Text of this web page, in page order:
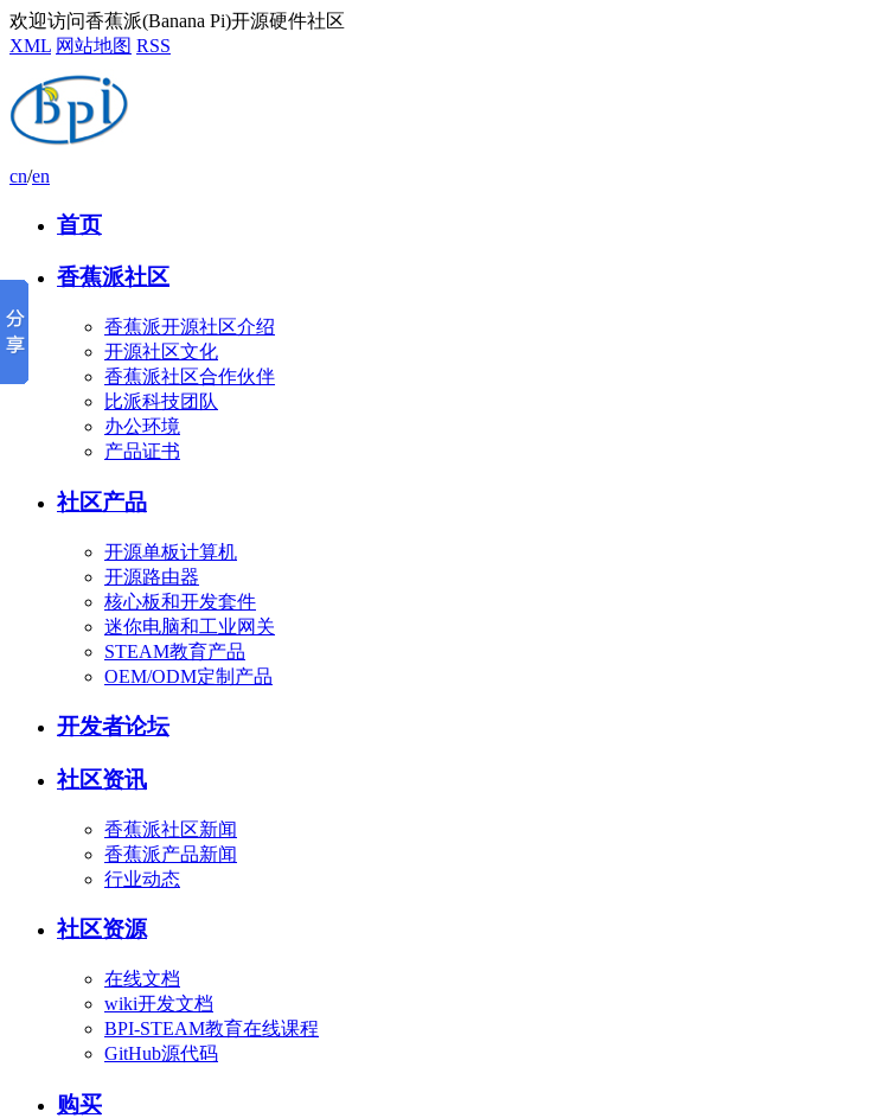
欢迎访问香蕉派(Banana Pi)开源硬件社区
XML 网站地图 RSS
cn/en
首页
香蕉派社区
香蕉派开源社区介绍
开源社区文化
香蕉派社区合作伙伴
比派科技团队
办公环境
产品证书
社区产品
开源单板计算机
开源路由器
核心板和开发套件
迷你电脑和工业网关
STEAM教育产品
OEM/ODM定制产品
开发者论坛
社区资讯
香蕉派社区新闻
香蕉派产品新闻
行业动态
社区资源
在线文档
wiki开发文档
BPI-STEAM教育在线课程
GitHub源代码
购买